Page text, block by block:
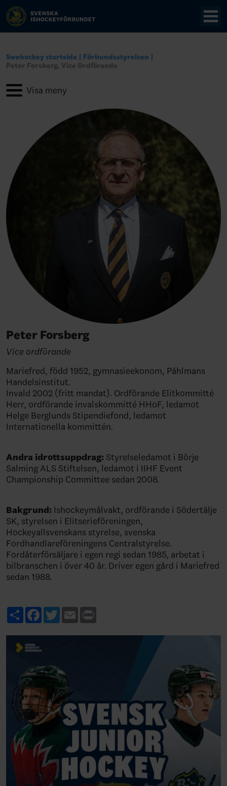
Swehockey startsida
Förbundsstyrelsen
Peter Forsberg, Vice Ordförande
Peter Forsberg
Vice ordförande
Mariefred, född 1952, gymnasieekonom, Påhlmans
Handelsinstitut.
Invald 2002 (fritt mandat). Ordförande Elitkommitté
Herr, ordförande invalskommitté HHoF, ledamot
Helge Berglunds Stipendiefond, ledamot
Internationella kommittén.
Andra idrottsuppdrag: Styrelseledamot i Börje
Salming ALS Stiftelsen, ledamot i IIHF Event
Championship Committee sedan 2008.
Bakgrund: Ishockeymålvakt, ordförande i Södertälje
SK, styrelsen i Elitserieföreningen,
Hockeyallsvenskans styrelse, svenska
Fordhandlareföreningens Centralstyrelse.
Fordåterförsäljare i egen regi sedan 1985, arbetat i
bilbranschen i över 40 år. Driver egen gård i Mariefred
sedan 1988.
ShareFacebook
TwitterEmail